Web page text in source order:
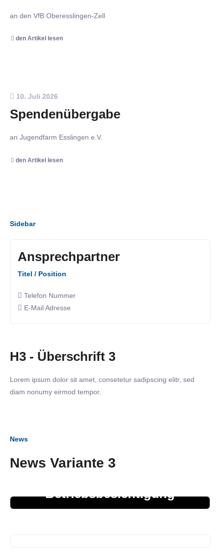
an den VfB Oberesslingen-Zell
den Artikel lesen
10. Juli 2026
Spendenübergabe
an Jugendfarm Esslingen e.V.
den Artikel lesen
Sidebar
Ansprechpartner
Titel / Position
Telefon Nummer
E-Mail Adresse
H3 - Überschrift 3
Lorem ipsum dolor sit amet, consetetur sadipscing elitr, sed
diam nonumy eirmod tempor.
News
News Variante 3
Betriebsbesichtigung
05. März 2026